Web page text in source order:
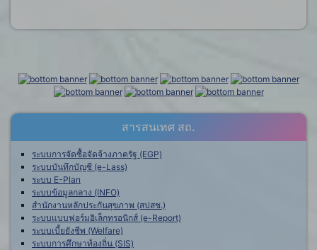
สารสนเทศ สถ.
ระบบการจัดซื้อจัดจ้างภาครัฐ (EGP)
ระบบบันทึกบัญชี (e-Lass)
ระบบ E-Plan
ระบบข้อมูลกลาง (INFO)
สำนักงานหลักประกันสุขภาพ (สปสช.)
ระบบแบบฟอร์มอิเล็กทรอนิกส์ (e-Report)
ระบบเบี้ยยังชีพ (Welfare)
ระบบการศึกษาท้องถิ่น (SIS)